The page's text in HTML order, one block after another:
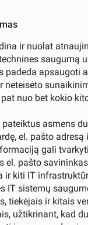
ir nuolat
saugumą
padeda apsaugoti
neteisėto
nuo bet kokio
asmens
el. pašto adresą
gali
el. pašto
ir kiti IT
IT sistemų
tiekėjais ir kitais
užtikrinant, kad